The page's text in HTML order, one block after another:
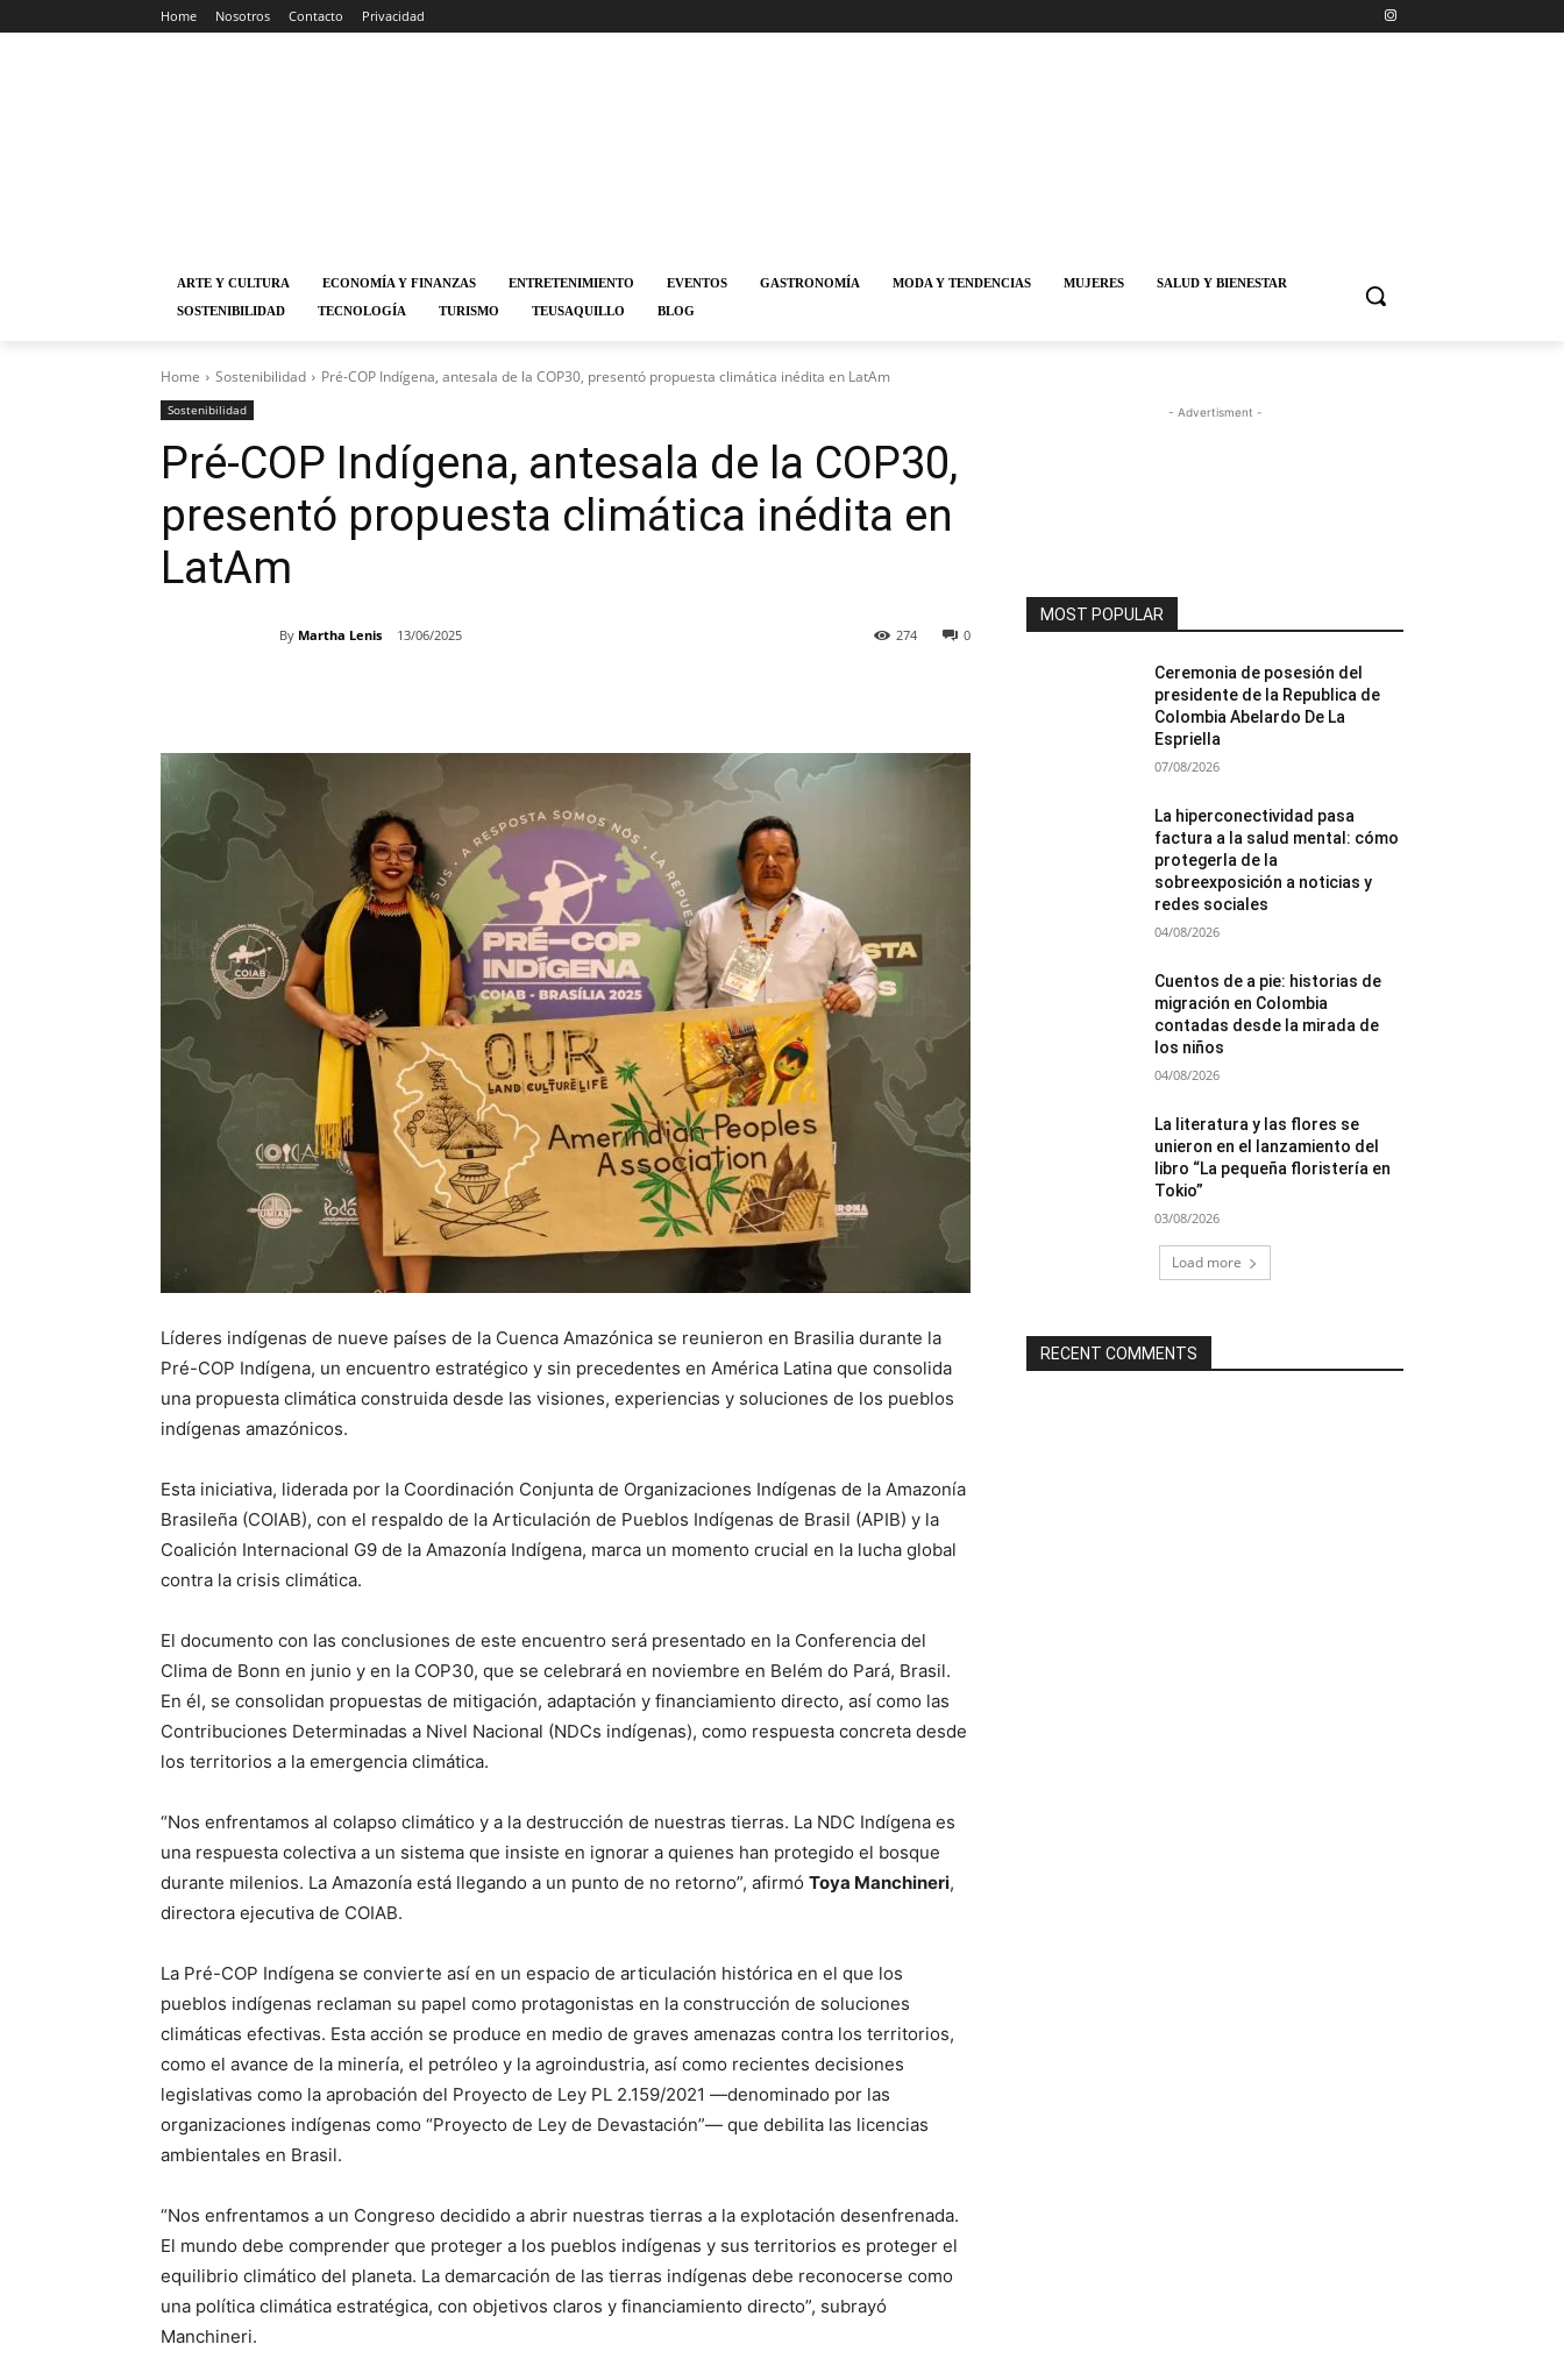
Home Nosotros Contacto Privacidad
ARTE Y CULTURA ECONOMÍA Y FINANZAS ENTRETENIMIENTO EVENTOS GASTRONOMÍA MODA Y TENDENCIAS MUJERES
SALUD Y BIENESTAR
SOSTENIBILIDAD
TECNOLOGÍA TURISMO TEUSAQUILLO BLOG
Home Sostenibilidad Pré-COP Indígena, antesala de la COP30, presentó propuesta climática inédita en LatAm
Sostenibilidad
Pré-COP Indígena, antesala de la COP30,
presentó propuesta climática inédita en
LatAm
By Martha Lenis 13/06/2025 0
274
Líderes indígenas de nueve países de la Cuenca Amazónica se reunieron en Brasilia durante la
Pré-COP Indígena, un encuentro estratégico y sin precedentes en América Latina que consolida
una propuesta climática construida desde las visiones, experiencias y soluciones de los pueblos
indígenas amazónicos.
Esta iniciativa, liderada por la Coordinación Conjunta de Organizaciones Indígenas de la Amazonía
Brasileña (COIAB), con el respaldo de la Articulación de Pueblos Indígenas de Brasil (APIB) y la
Coalición Internacional G9 de la Amazonía Indígena, marca un momento crucial en la lucha global
contra la crisis climática.
El documento con las conclusiones de este encuentro será presentado en la Conferencia del
Clima de Bonn en junio y en la COP30, que se celebrará en noviembre en Belém do Pará, Brasil.
En él, se consolidan propuestas de mitigación, adaptación y financiamiento directo, así como las
Contribuciones Determinadas a Nivel Nacional (NDCs indígenas), como respuesta concreta desde
los territorios a la emergencia climática.
“Nos enfrentamos al colapso climático y a la destrucción de nuestras tierras. La NDC Indígena es
una respuesta colectiva a un sistema que insiste en ignorar a quienes han protegido el bosque
durante milenios. La Amazonía está llegando a un punto de no retorno”, afirmó Toya Manchineri,
directora ejecutiva de COIAB.
La Pré-COP Indígena se convierte así en un espacio de articulación histórica en el que los
pueblos indígenas reclaman su papel como protagonistas en la construcción de soluciones
climáticas efectivas. Esta acción se produce en medio de graves amenazas contra los territorios,
como el avance de la minería, el petróleo y la agroindustria, así como recientes decisiones
legislativas como la aprobación del Proyecto de Ley PL 2.159/2021 —denominado por las
organizaciones indígenas como “Proyecto de Ley de Devastación”— que debilita las licencias
ambientales en Brasil.
“Nos enfrentamos a un Congreso decidido a abrir nuestras tierras a la explotación desenfrenada.
El mundo debe comprender que proteger a los pueblos indígenas y sus territorios es proteger el
equilibrio climático del planeta. La demarcación de las tierras indígenas debe reconocerse como
una política climática estratégica, con objetivos claros y financiamiento directo”, subrayó
Manchineri.
- Advertisment -
MOST POPULAR
Ceremonia de posesión del
presidente de la Republica de
Colombia Abelardo De La
Espriella
07/08/2026
La hiperconectividad pasa
factura a la salud mental: cómo
protegerla de la
sobreexposición a noticias y
redes sociales
04/08/2026
Cuentos de a pie: historias de
migración en Colombia
contadas desde la mirada de
los niños
04/08/2026
La literatura y las flores se
unieron en el lanzamiento del
libro “La pequeña floristería en
Tokio”
03/08/2026
Load more
RECENT COMMENTS